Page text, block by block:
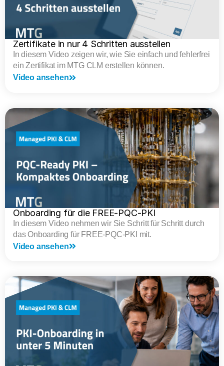
Zertifikate in nur 4 Schritten ausstellen
In diesem Video zeigen wir, wie Sie einfach und fehlerfrei
ein Zertifikat im MTG CLM erstellen können.
Video ansehen
Onboarding für die FREE-PQC-PKI
In diesem Video nehmen wir Sie Schritt für Schritt durch
das Onboarding für FREE-PQC-PKI mit.
Video ansehen